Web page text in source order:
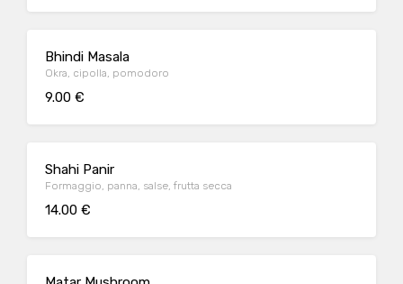
Bhindi Masala
Okra, cipolla, pomodoro
9.00 €
Shahi Panir
Formaggio, panna, salse, frutta secca
14.00 €